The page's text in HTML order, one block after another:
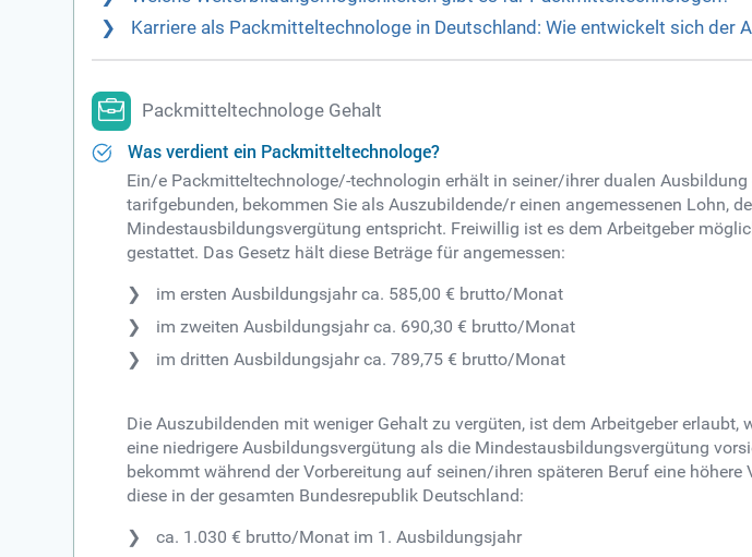
Karriere als Packmitteltechnologe in Deutschland: Wie entwickelt sich
Packmitteltechnologe Gehalt
Was verdient ein Packmitteltechnologe?
Ein/e Packmitteltechnologe/-technologin erhält in seiner/ihrer dualen
tarifgebunden, bekommen Sie als Auszubildende/r einen angemessenen Lohn,
Mindestausbildungsvergütung entspricht. Freiwillig ist es dem Arbeitgeber
gestattet. Das Gesetz hält diese Beträge für angemessen:
im ersten Ausbildungsjahr ca. 585,00 € brutto/Monat
im zweiten Ausbildungsjahr ca. 690,30 € brutto/Monat
im dritten Ausbildungsjahr ca. 789,75 € brutto/Monat
Die Auszubildenden mit weniger Gehalt zu vergüten, ist dem Arbeitgeber
eine niedrigere Ausbildungsvergütung als die Mindestausbildungsvergütung
bekommt während der Vorbereitung auf seinen/ihren späteren Beruf eine
diese in der gesamten Bundesrepublik Deutschland:
ca. 1.030 € brutto/Monat im 1. Ausbildungsjahr